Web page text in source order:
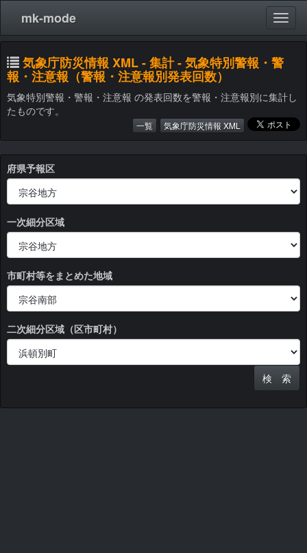
mk-mode
気象庁防災情報 XML - 集計 - 気象特別警報・警
報・注意報（警報・注意報別発表回数）
気象特別警報・警報・注意報 の発表回数を警報・注意報別に集計し
たものです。
一覧 気象庁防災情報 XML
府県予報区
一次細分区域
市町村等をまとめた地域
二次細分区域（区市町村）